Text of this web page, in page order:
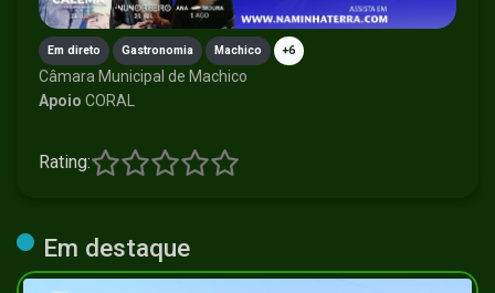
Em direto Gastronomia Machico +6
Câmara Municipal de Machico
Apoio CORAL
Rating:
Em destaque